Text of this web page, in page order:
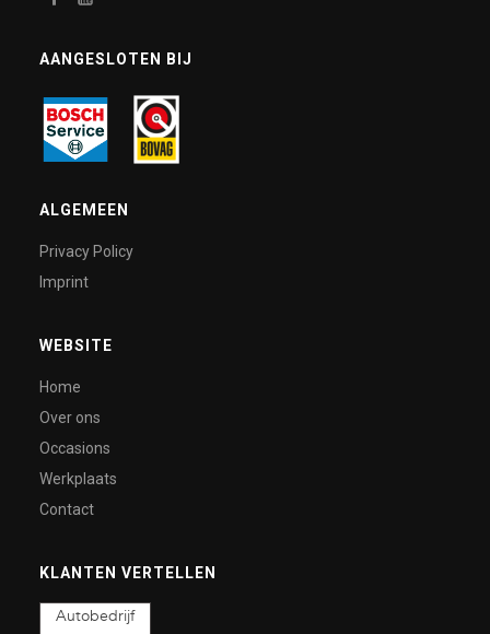
AANGESLOTEN BIJ
ALGEMEEN
Privacy Policy
Imprint
WEBSITE
Home
Over ons
Occasions
Werkplaats
Contact
KLANTEN VERTELLEN
Autobedrijf